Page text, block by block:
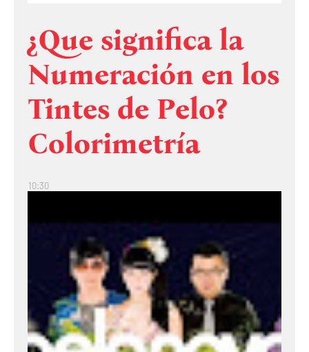
¿Que significa la
Numeración en los
Tintes de Pelo?
Colorimetría
10:30